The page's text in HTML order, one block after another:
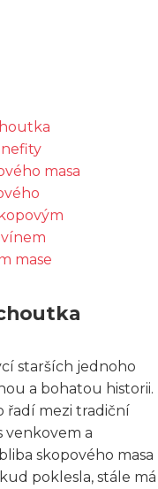
masa
mase
starších jednoho
a bohatou historii.
řadí mezi tradiční
venkovem a
skopového masa
poklesla, stále má